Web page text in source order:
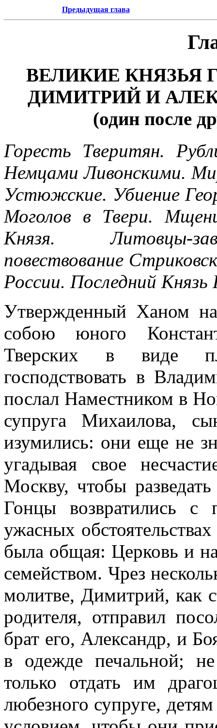
Предыдущая глава
ВЕЛИКИЕ КНЯЗЬЯ
ДИМИТРИЙ И
(один после
Горесть Тверитян.
Немцами Ливонскими.
Устюжские. Убиение
Моголов в Твери.
Князя. Литовцы-
повествование
России. Последний
Утвержденный Ханом
собою юного
Тверских в виде
господствовать в
послал Наместником в
супруга Михаилова,
изумились: они еще не
угадывая свое
Москву, чтобы
Гонцы возвратились с
ужасных
была общая: Церковь и
семейством. Чрез
молитве, Димитрий, как
родителя, отправил
брат его, Александр, и
в одежде печальной;
только отдать им
любезного супруге,